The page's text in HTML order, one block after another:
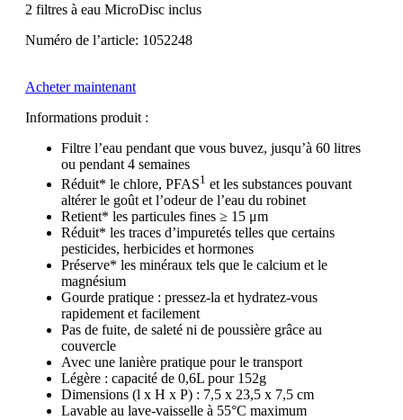
2 filtres à eau MicroDisc inclus
Numéro de l’article: 1052248
Acheter maintenant
Informations produit :
Filtre l’eau pendant que vous buvez, jusqu’à 60 litres
ou pendant 4 semaines
Réduit* le chlore, PFAS1 et les substances pouvant
altérer le goût et l’odeur de l’eau du robinet
Retient* les particules fines ≥ 15 μm
Réduit* les traces d’impuretés telles que certains
pesticides, herbicides et hormones
Préserve* les minéraux tels que le calcium et le
magnésium
Gourde pratique : pressez-la et hydratez-vous
rapidement et facilement
Pas de fuite, de saleté ni de poussière grâce au
couvercle
Avec une lanière pratique pour le transport
Légère : capacité de 0,6L pour 152g
Dimensions (l x H x P) : 7,5 x 23,5 x 7,5 cm
Lavable au lave-vaisselle à 55°C maximum